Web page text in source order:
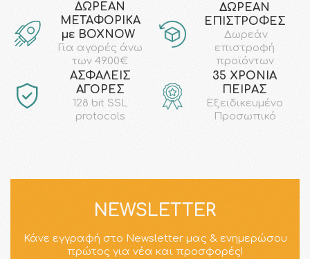
ΔΩΡΕΑΝ
ΜΕΤΑΦΟΡΙΚΑ
με ΒΟΧΝΟW
Για αγορές άνω
των 49.00€
ΔΩΡΕΑΝ
ΕΠΙΣΤΡΟΦΕΣ
Δωρεάν
επιστροφή
προϊόντων
AΣΦΑΛΕΙΣ
ΑΓΟΡΕΣ
128 bit SSL
protocols
35 ΧΡΟΝΙΑ
ΠΕΙΡΑΣ
Εξειδικευμένο
Προσωπικό
NEWSLETTER
Κάνε εγγραφή στο Newsletter μας & ενημερώσου
πρώτος για νέα και προσφορές!